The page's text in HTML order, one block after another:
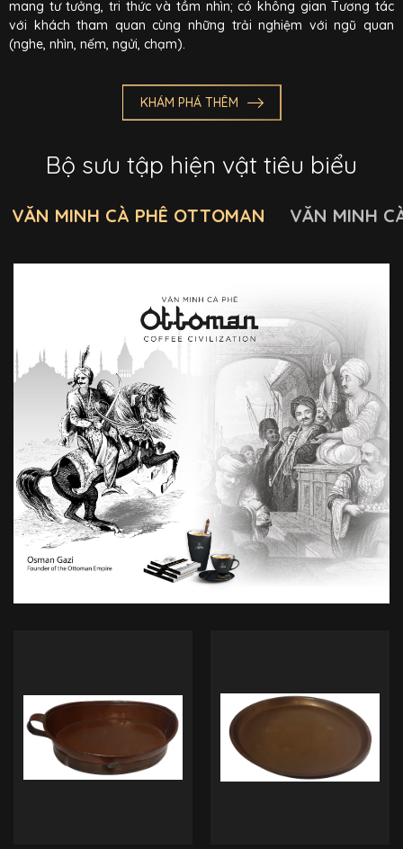
mang tư tưởng, tri thức và tầm nhìn; có không gian Tương tác
với khách tham quan cùng những trải nghiệm với ngũ quan
(nghe, nhìn, nếm, ngửi, chạm).
KHÁM PHÁ THÊM
Bộ sưu tập hiện vật tiêu biểu
VĂN MINH CÀ PHÊ OTTOMAN VĂN MINH